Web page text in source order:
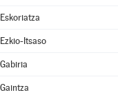
Eskoriatza
Ezkio-Itsaso
Gabiria
Gaintza